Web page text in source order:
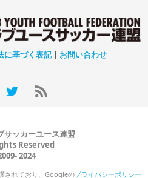
に基づく表記| お問い合わせ
ッカーユース連盟
Reserved
2024
されており、Googleのプライバシーポリシー